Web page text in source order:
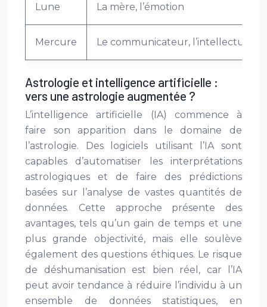
Lune La mère, l’émotion
Mercure Le communicateur, l’intellectuel
Astrologie et intelligence artificielle :
vers une astrologie augmentée ?
L’intelligence artificielle (IA) commence à
faire son apparition dans le domaine de
l’astrologie. Des logiciels utilisant l’IA sont
capables d’automatiser les interprétations
astrologiques et de faire des prédictions
basées sur l’analyse de vastes quantités de
données. Cette approche présente des
avantages, tels qu’un gain de temps et une
plus grande objectivité, mais elle soulève
également des questions éthiques. Le risque
de déshumanisation est bien réel, car l’IA
peut avoir tendance à réduire l’individu à un
ensemble de données statistiques, en